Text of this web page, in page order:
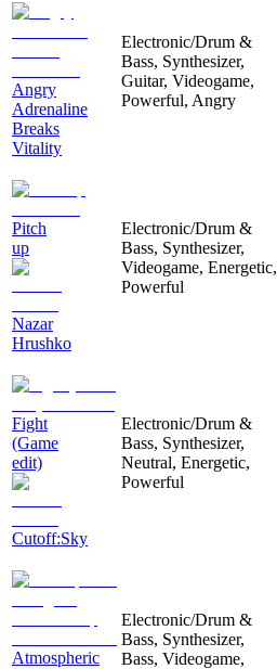
Angry
Adrenaline
Breaks
Vitality
Electronic/Drum &
Bass, Synthesizer,
Guitar, Videogame,
Powerful, Angry
Pitch
up
Nazar
Hrushko
Electronic/Drum &
Bass, Synthesizer,
Videogame, Energetic,
Powerful
Fight
(Game
edit)
Cutoff:Sky
Electronic/Drum &
Bass, Synthesizer,
Neutral, Energetic,
Powerful
Atmospheric
Electronic/Drum &
Bass, Synthesizer,
Bass, Videogame,